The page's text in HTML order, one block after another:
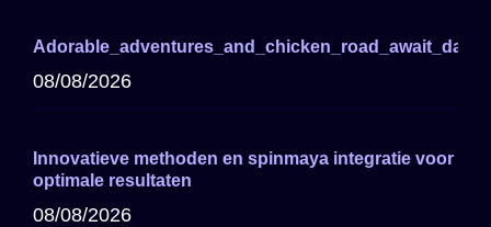
08/08/2026
Innovatieve methoden en spinmaya integratie voor
optimale resultaten
08/08/2026